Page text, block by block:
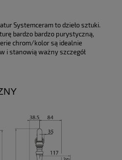
Systemceram to dzieło sztuki.
bardzo bardzo purystyczną,
chrom/kolor są idealnie
i stanowią ważny szczegół